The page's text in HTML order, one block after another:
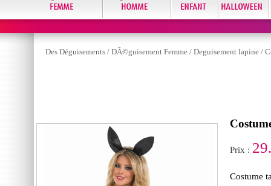
Des Déguisements / DÃ©guisement Femme / Deguisement lapine /
Prix :
Costume